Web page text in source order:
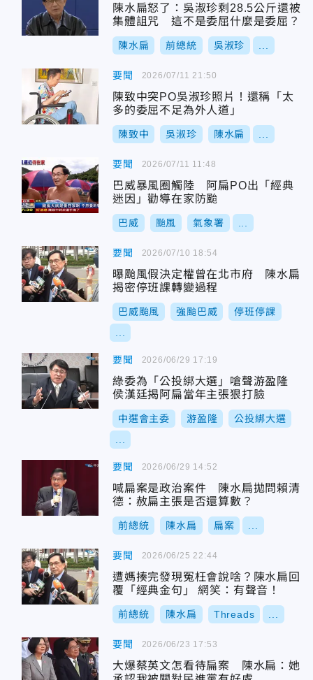
陳水扁怒了：吳淑珍剩28.5公斤還被
集體詛咒 這不是委屈什麼是委屈？
陳水扁 前總統 吳淑珍
要聞
陳致中突PO吳淑珍照片！還稱「太
多的委屈不足為外人道」
陳致中 吳淑珍 陳水扁
2026/07/11 21:50
要聞
巴威暴風圈觸陸 阿扁PO出「經典
迷因」勸導在家防颱
巴威 颱風 氣象署
2026/07/11 11:48
要聞
曝颱風假決定權曾在北市府 陳水扁
揭密停班課轉變過程
巴威颱風 強颱巴威 停班停課
2026/07/10 18:54
要聞
綠委為「公投綁大選」嗆聲游盈隆
侯漢廷揭阿扁當年主張狠打臉
中選會主委 游盈隆 公投綁大選
2026/06/29 17:19
要聞
喊扁案是政治案件 陳水扁拋問賴清
德：赦扁主張是否還算數？
前總統 陳水扁 扁案
2026/06/29 14:52
要聞
遭媽揍完發現冤枉會說啥？陳水扁回
覆「經典金句」 網笑：有聲音！
前總統 陳水扁 Threads
2026/06/25 22:44
要聞
大爆蔡英文怎看待扁案 陳水扁：她
2026/06/23 17:53